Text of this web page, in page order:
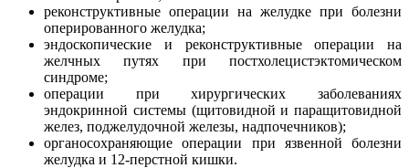
реконструктивные операции на желудке при болезни
оперированного желудка;
эндоскопические и реконструктивные операции на
желчных путях при постхолецистэктомическом
синдроме;
операции при хирургических заболеваниях
эндокринной системы (щитовидной и паращитовидной
желез, поджелудочной железы, надпочечников);
органосохраняющие операции при язвенной болезни
желудка и 12-перстной кишки.